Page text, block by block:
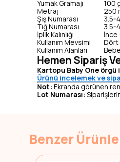
Yumak Gramajı
100
Metraj
250
Şiş Numarası
3.5-
Tığ Numarası
3.5-
İplik Kalınlığı
İnce
Kullanım Mevsimi
Dört
Kullanım Alanları
Hemen Sipariş
Kartopu Baby One örgü
Ürünü incelemek ve
Not: Ekranda görünen
Lot Numarası:
Benzer